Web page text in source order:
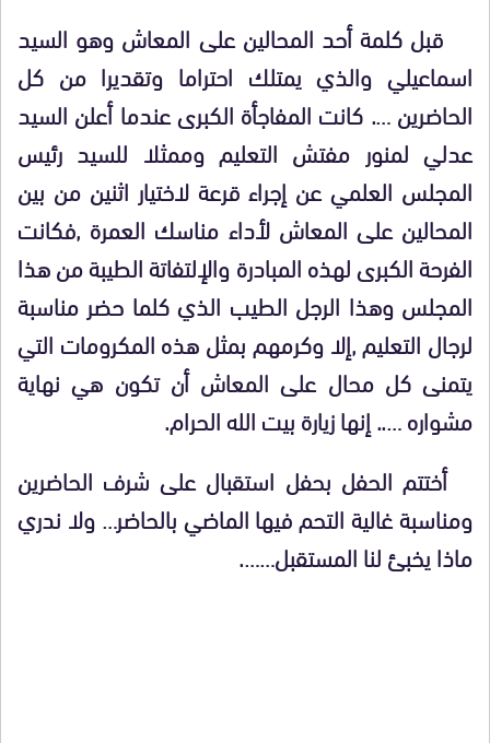
قبل كلمة أحد المحالين على المعاش وهو السيد
اسماعيلي والذي يمتلك احتراما وتقديرا من كل
الحاضرين …. كانت المفاجأة الكبرى عندما أعلن السيد
عدلي لمنور مفتش التعليم وممثلا للسيد رئيس
المجلس العلمي عن إجراء قرعة لاختيار اثنين من بين
المحالين على المعاش لأداء مناسك العمرة ,فكانت
الفرحة الكبرى لهذه المبادرة والإلتفاتة الطيبة من هذا
المجلس وهذا الرجل الطيب الذي كلما حضر مناسبة
لرجال التعليم ,إلا وكرمهم بمثل هذه المكرومات التي
يتمنى كل محال على المعاش أن تكون هي نهاية
مشواره ….. إنها زيارة بيت الله الحرام.
أختتم الحفل بحفل استقبال على شرف الحاضرين
ومناسبة غالية التحم فيها الماضي بالحاضر… ولا ندري
ماذا يخبئ لنا المستقبل…….